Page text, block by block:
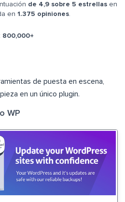
de 4,9 sobre 5 estrellas en
en 1.375 opiniones
800,000+
de puesta en escena,
en un único plugin.
WP